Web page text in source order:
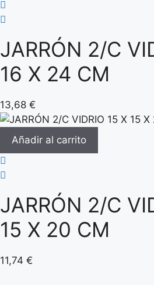
JARRÓN 2/C
16 X 24 CM
13,68 €
Añadir al carrito
JARRÓN 2/C
15 X 20 CM
11,74 €